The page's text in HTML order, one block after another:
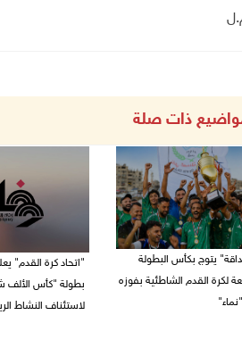
ذات صلة
يتوج بكأس البطولة
لكرة القدم الشاطئية بفوزه
"اتحاد كرة القدم"
بطولة "كأس الألف
لاستئناف النشاط